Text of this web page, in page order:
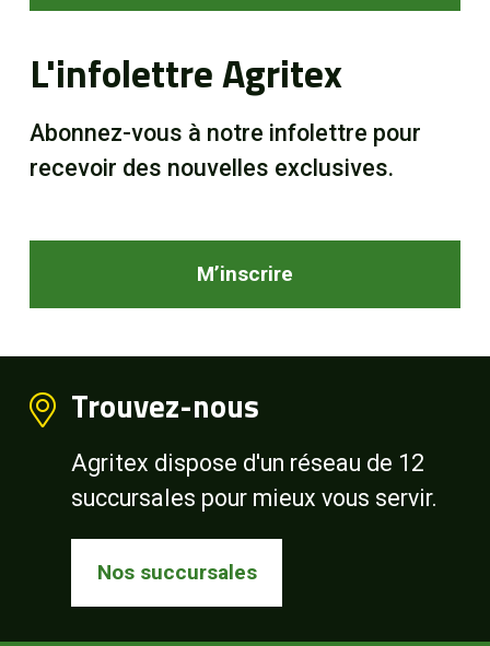
L'infolettre Agritex
Abonnez-vous à notre infolettre pour
recevoir des nouvelles exclusives.
M’inscrire
Trouvez-nous
Agritex dispose d'un réseau de 12
succursales pour mieux vous servir.
Nos succursales